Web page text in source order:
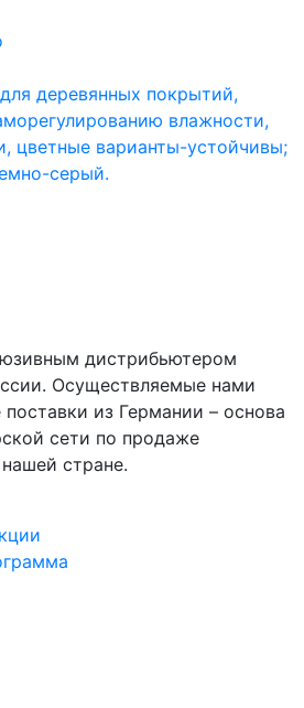
деревянных покрытий,
влажности,
цветные варианты-устойчивы;
серый.
дистрибьютером
Осуществляемые нами
из Германии – основа
сети по продаже
стране.